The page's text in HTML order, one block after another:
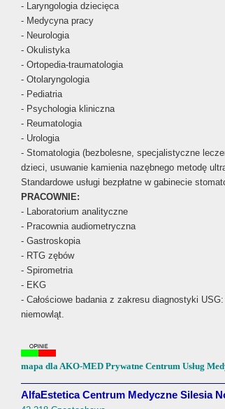
- Laryngologia dziecięca
- Medycyna pracy
- Neurologia
- Okulistyka
- Ortopedia-traumatologia
- Otolaryngologia
- Pediatria
- Psychologia kliniczna
- Reumatologia
- Urologia
- Stomatologia (bezbolesne, specjalistyczne
dzieci, usuwanie kamienia nazębnego metodę
Standardowe usługi bezpłatne w gabinecie
PRACOWNIE:
- Laboratorium analityczne
- Pracownia audiometryczna
- Gastroskopia
- RTG zębów
- Spirometria
- EKG
- Całościowe badania z zakresu diagnostyki
niemowląt.
mapa dla AKO-MED Prywatne Centrum Usług
AlfaEstetica Centrum Medyczne Silesia